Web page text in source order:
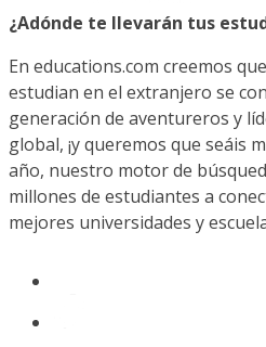
¿Adónde te llevarán tus
En educations.com creemos
estudian en el extranjero se
generación de aventureros y
global, ¡y queremos que seáis
año, nuestro motor de
millones de estudiantes a
mejores universidades y